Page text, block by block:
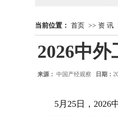
当前位置： 首页 >> 资 讯
2026中
来源： 中国产经观察 日期：
5月25日，2026中